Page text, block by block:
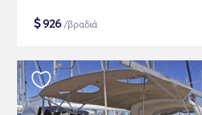
$926 /βραδιά